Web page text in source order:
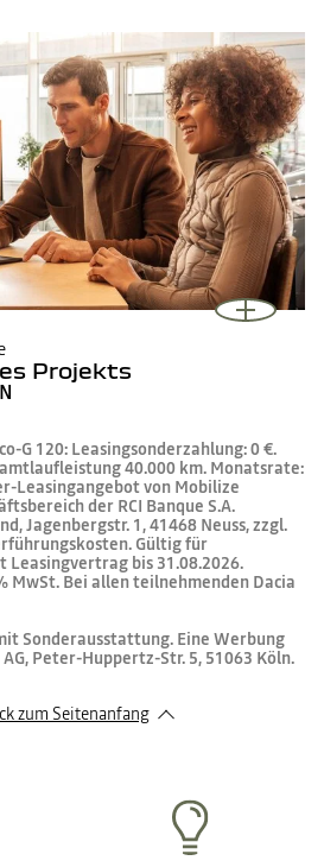
Projekts
G 120: Leasingsonderzahlung: 0 €.
40.000 km. Monatsrate:
Leasingangebot von Mobilize
der RCI Banque S.A.
Jagenbergstr. 1, 41468 Neuss, zzgl.
Gültig für
Leasingvertrag bis 31.08.2026.
MwSt. Bei allen teilnehmenden Dacia
Sonderausstattung. Eine Werbung
Peter-Huppertz-Str. 5, 51063 Köln.
zum Seitenanfang